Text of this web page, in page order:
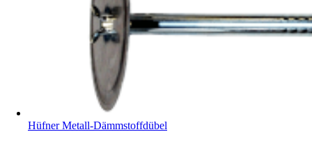
Hüfner Metall-Dämmstoffdübel